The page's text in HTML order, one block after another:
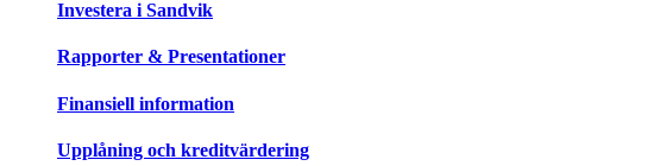
Investera i Sandvik
Rapporter & Presentationer
Finansiell information
Upplåning och kreditvärdering